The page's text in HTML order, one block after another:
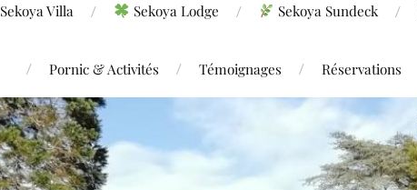
Sekoya Villa Sekoya Lodge Sekoya Sundeck
Pornic & Activités Témoignages Réservations